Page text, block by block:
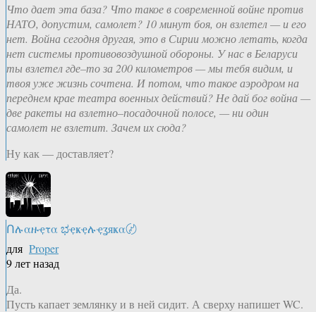
Что дает эта база? Что такое в современной войне против
НАТО, допустим, самолет? 10 минут боя, он взлетел — и его
нет. Война сегодня другая, это в Сирии можно летать, когда
нет системы противовоздушной обороны. У нас в Беларуси
ты взлетел где–то за 200 километров — мы тебя видим, и
твоя уже жизнь сочтена. И потом, что такое аэродром на
переднем крае театра военных действий? Не дай бог война —
две ракеты на взлетно–посадочной полосе, — ни один
самолет не взлетит. Зачем их сюда?
Ну как — доставляет?
Ոሉαዙҿτα ಭҿҝҿሉҿʓяҝα〄
для Proper
9 лет назад
Да.
Пусть капает землянку и в ней сидит. А сверху напишет WC.